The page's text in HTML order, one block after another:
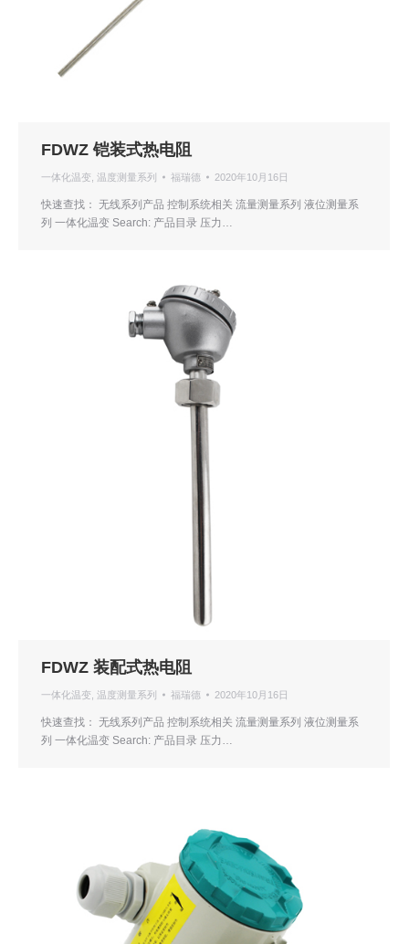
FDWZ 铠装式热电阻
一体化温变 温度测量系列 福瑞德 2020年10月16日
快速查找： 无线系列产品 控制系统相关 流量测量系列 液位测量系
列 一体化温变 Search: 产品目录 压力…
FDWZ 装配式热电阻
一体化温变 温度测量系列 福瑞德 2020年10月16日
快速查找： 无线系列产品 控制系统相关 流量测量系列 液位测量系
列 一体化温变 Search: 产品目录 压力…